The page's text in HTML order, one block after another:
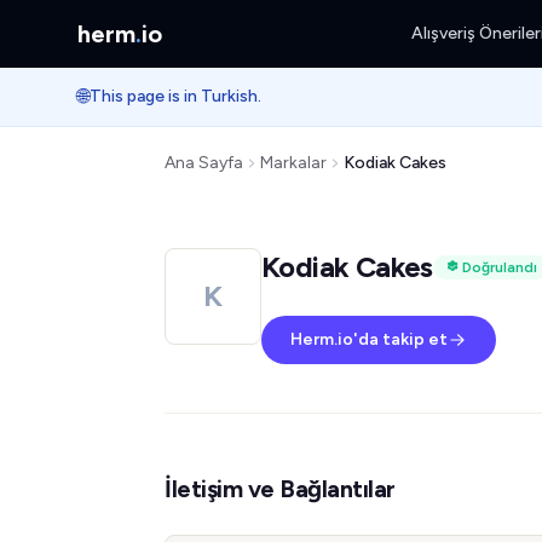
herm.io Alışveriş Önerileri
🌐This page is in Turkish.
Ana Sayfa Markalar Kodiak Cakes
K
Kodiak Cakes Doğrulandı
Herm.io'da takip et
İletişim ve Bağlantılar